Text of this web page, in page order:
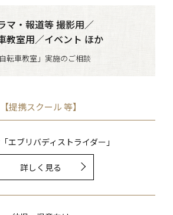
マ・報道等 撮影用／
教室用／イベント ほか
自転車教室」実施のご相談
【提携スクール 等】
エブリバディストライダー」
詳しく見る